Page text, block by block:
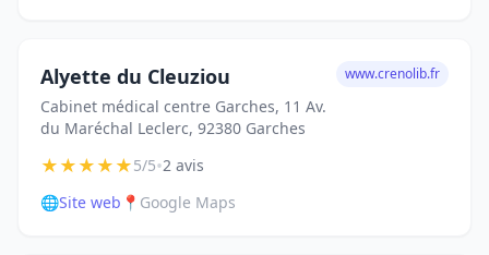
Alyette du Cleuziou
Cabinet médical centre Garches, 11 Av.
du Maréchal Leclerc, 92380 Garches
www.crenolib.fr
★★★★★5/5•2 avis
🌐Site web 📍 Google Maps